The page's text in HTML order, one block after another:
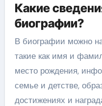
Какие
биографии?
В биографии можно
такие как имя и
место рождения,
семье и детстве,
достижениях и